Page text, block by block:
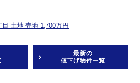
土地 売地 1,700万円
最新の
値下げ物件一覧